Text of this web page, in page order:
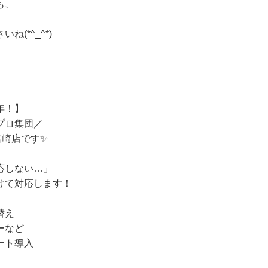
いね(*^_^*)
】
ロ集団／
店です✨
しない…」
対応します！
え
など
ト導入